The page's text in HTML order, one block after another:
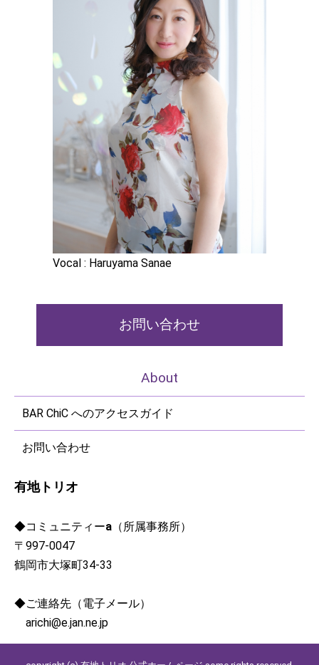
Vocal : Haruyama Sanae
お問い合わせ
About
BAR ChiC へのアクセスガイド
お問い合わせ
有地トリオ
◆コミュニティーa （所属事務所）
〒997-0047
鶴岡市大塚町34-33
◆ご連絡先（電子メール）
arichi@e.jan.ne.jp